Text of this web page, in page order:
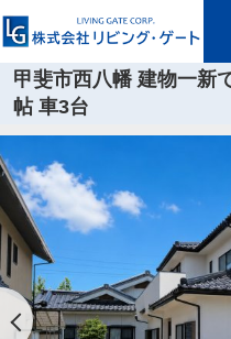
甲斐市西八幡 建物一新
帖 車3台